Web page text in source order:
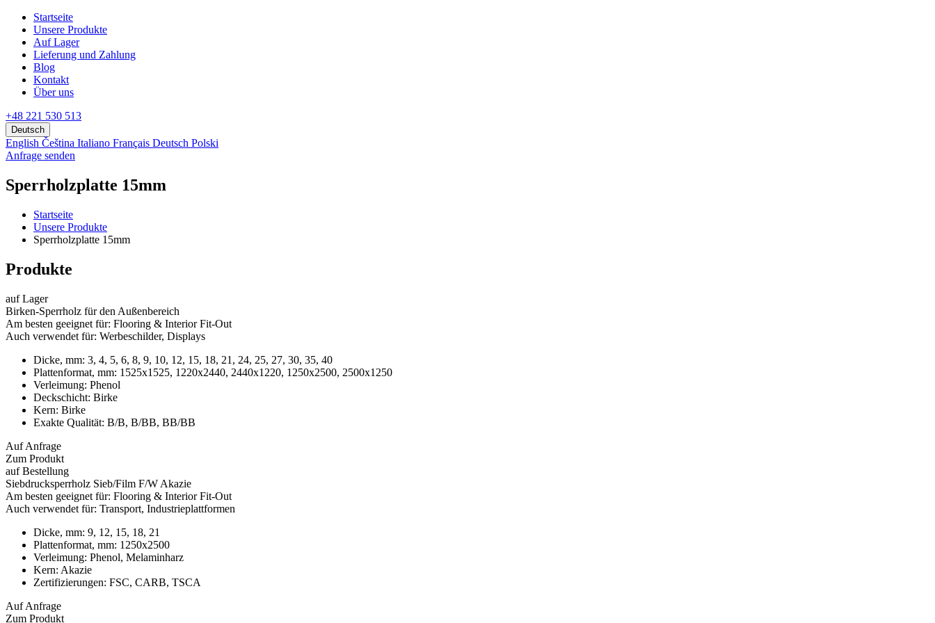
Startseite
Unsere Produkte
Аuf Lager
Lieferung und Zahlung
Blog
Kontakt
Über uns
+48 221 530 513
Deutsch
English Čeština Italiano Français Deutsch Polski
Anfrage senden
Sperrholzplatte 15mm
Startseite
Unsere Produkte
Sperrholzplatte 15mm
Produkte
auf Lager
Birken-Sperrholz für den Außenbereich
Am besten geeignet für: Flooring & Interior Fit-Out
Auch verwendet für: Werbeschilder, Displays
Dicke, mm: 3, 4, 5, 6, 8, 9, 10, 12, 15, 18, 21, 24, 25, 27, 30, 35, 40
Plattenformat, mm: 1525x1525, 1220x2440, 2440x1220, 1250x2500, 2500x1250
Verleimung: Phenol
Deckschicht: Birke
Kern: Birke
Exakte Qualität: B/B, B/BB, BB/BB
Auf Anfrage
Zum Produkt
auf Bestellung
Siebdrucksperrholz Sieb/Film F/W Akazie
Am besten geeignet für: Flooring & Interior Fit-Out
Auch verwendet für: Transport, Industrieplattformen
Dicke, mm: 9, 12, 15, 18, 21
Plattenformat, mm: 1250x2500
Verleimung: Phenol, Melaminharz
Kern: Akazie
Zertifizierungen: FSC, CARB, TSCA
Auf Anfrage
Zum Produkt